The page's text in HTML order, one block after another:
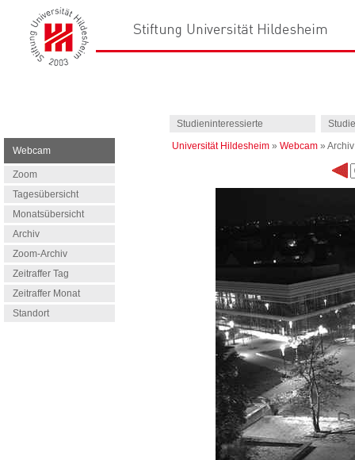
Studieninteressierte
Webcam
Zoom
Tagesübersicht
Monatsübersicht
Archiv
Zoom-Archiv
Zeitraffer Tag
Zeitraffer Monat
Standort
Universität Hildesheim » Webcam » Archiv